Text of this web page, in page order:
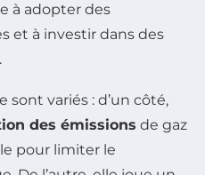
à adopter des
et à investir dans des
.
variés : d’un côté,
des émissions de gaz
pour limiter le